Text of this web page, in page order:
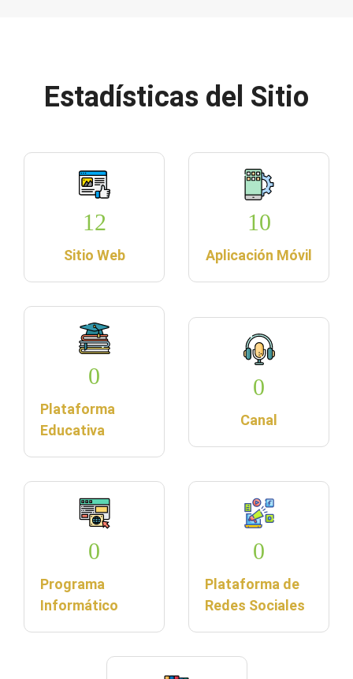
Estadísticas del Sitio
12
Sitio Web
10
Aplicación Móvil
0
Plataforma
Educativa
0
Canal
0
Programa
Informático
0
Plataforma de
Redes Sociales